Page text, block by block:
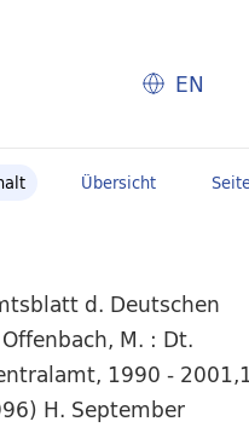
EN
Übersicht
d. Deutschen
M. : Dt.
1990 -
H. September